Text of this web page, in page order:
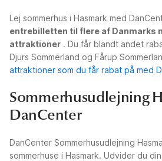
Lej sommerhus i Hasmark med
entrebilletten til flere af Danmarks
attraktioner . Du får blandt andet
Djurs Sommerland og Fårup
attraktioner som du får rabat på med
Sommerhusudlejning
DanCenter
DanCenter Sommerhusudlejning
sommerhuse i Hasmark. Udvider du